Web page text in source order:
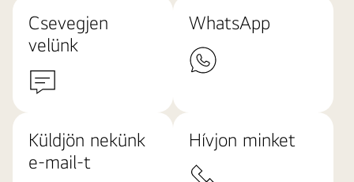
Csevegjen
velünk
WhatsApp
Küldjön nekünk
e-mail-t
Hívjon minket